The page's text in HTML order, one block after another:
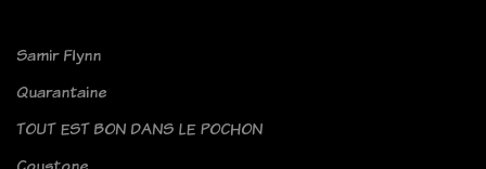
Samir Flynn
Quarantaine
TOUT EST BON DANS LE POCHON